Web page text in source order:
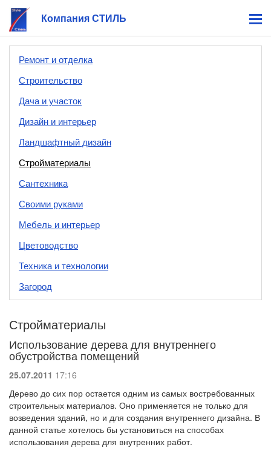
Компания СТИЛЬ
Ремонт и отделка
Строительство
Дача и участок
Дизайн и интерьер
Ландшафтный дизайн
Стройматериалы
Сантехника
Своими руками
Мебель и интерьер
Цветоводство
Техника и технологии
Загород
Стройматериалы
Использование дерева для внутреннего
обустройства помещений
25.07.2011 17:16
Дерево до сих пор остается одним из самых востребованных
строительных материалов. Оно применяется не только для
возведения зданий, но и для создания внутреннего дизайна. В
данной статье хотелось бы установиться на способах
использования дерева для внутренних работ.